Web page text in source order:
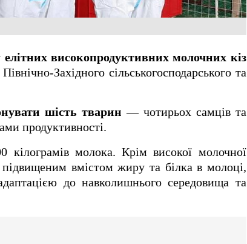
високопродуктивних молочних кіз
Західного сільськогосподарського та
шість тварин — чотирьох самців та
продуктивності.
кілограмів молока. Крім високої молочної
підвищеним вмістом жиру та білка в молоці,
до навколишнього середовища та